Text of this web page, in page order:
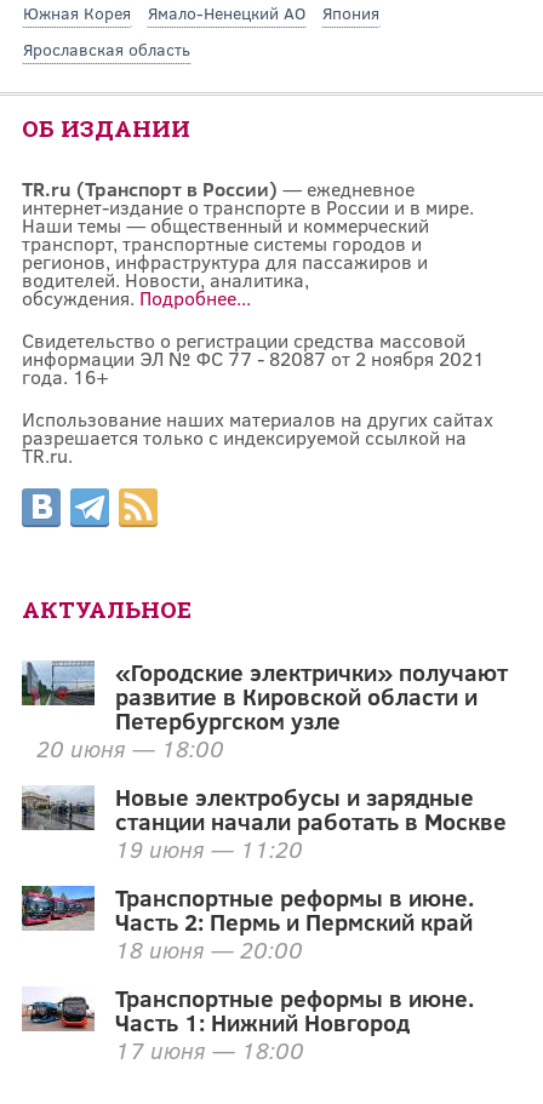
Южная Корея
Ямало-Ненецкий АО
Япония
Ярославская область
ОБ ИЗДАНИИ
TR.ru (Транспорт в России) — ежедневное
интернет-издание о транспорте в России и в мире.
Наши темы — общественный и коммерческий
транспорт, транспортные системы городов и
регионов, инфраструктура для пассажиров и
водителей. Новости, аналитика,
обсуждения. Подробнее...
Свидетельство о регистрации средства массовой
информации ЭЛ № ФС 77 - 82087 от 2 ноября 2021
года. 16+
Использование наших материалов на других сайтах
разрешается только с индексируемой ссылкой на
TR.ru.
АКТУАЛЬНОЕ
«Городские электрички» получают
развитие в Кировской области и
Петербургском узле
20 июня — 18:00
Новые электробусы и зарядные
станции начали работать в Москве
19 июня — 11:20
Транспортные реформы в июне.
Часть 2: Пермь и Пермский край
18 июня — 20:00
Транспортные реформы в июне.
Часть 1: Нижний Новгород
17 июня — 18:00